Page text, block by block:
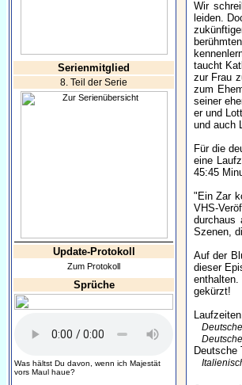
Serienmitglied
8. Teil der Serie
Update-Protokoll
Zum Protokoll
Sprüche
Was hältst Du davon, wenn ich Majestät
vors Maul haue?
Wir
leiden.
taucht
zur Frau
zum
seiner
er und
und auch
Für die
eine
45:45
"Ein Zar
VHS-
durchaus
Szenen,
Auf der
dieser
gekürzt!
Deutsche